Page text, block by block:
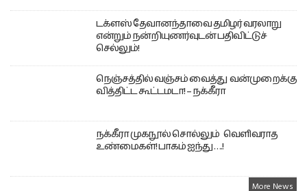
டக்ளஸ் தேவானந்தாவை தமிழர் வரலாறு
என்றும் நன்றியுணர்வுடன் பதிவிட்டுச்
செல்லும்!
நெஞ்சத்தில் வஞ்சம் வைத்து வன்முறைக்கு
வித்திட்ட கூட்டமடா! – நக்கீரா
நக்கீரா முகநூல் சொல்லும் வெளிவராத
உண்மைகள்! பாகம் ஐந்து ….!
More News